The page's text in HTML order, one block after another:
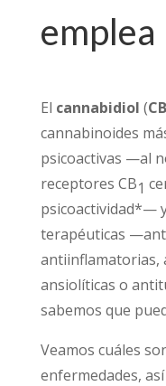
emplea
El cannabidiol (
cannabinoides
psicoactivas —al
receptores CB1
psicoactividad*—
terapéuticas
antiinflamatorias,
ansiolíticas o
sabemos que
Veamos cuáles
enfermedades,